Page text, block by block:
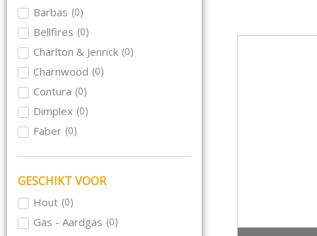
Barbas (0)
Bellfires (0)
Charlton & Jenrick (0)
Charnwood (0)
Contura (0)
Dimplex (0)
Faber (0)
Hwam ( )
Jacobus
Kalfire (0 )
GESCHIKT VOOR
Hout (0)
Gas - Aardgas (0)